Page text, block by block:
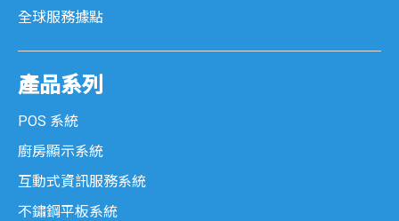
SK 系列
Senki 系列
不鏽鋼平板系統
MES 系列
SPC 系列
全球服務據點
產品系列
POS 系統
廚房顯示系統
互動式資訊服務系統
不鏽鋼平板系統